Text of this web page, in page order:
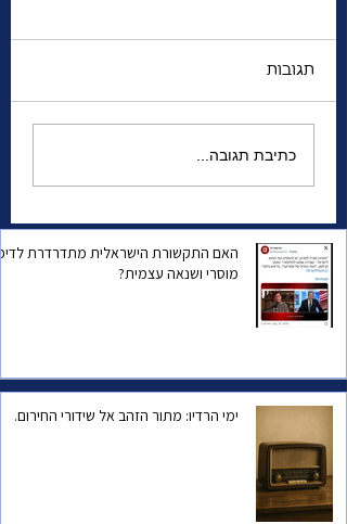
אהוד אולמרט: היה מי
למנוע את האפשרות
שנעשה הסכם שכרוכה
בו נסיגה
תגובות
כתיבת תגובה...
האם התקשורת הישראלית מתדרדרת
מוסרי ושנאה עצמית?
ימי הרדיו: מתור הזהב אל שידורי החירום.